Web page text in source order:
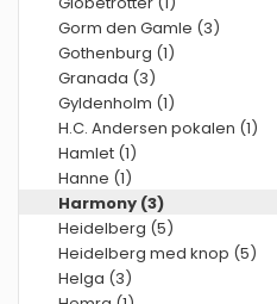
Gorm den Gamle (3)
Gothenburg (1)
Granada (3)
Gyldenholm (1)
H.C. Andersen pokalen (1)
Hamlet (1)
Hanne (1)
Harmony (3)
Heidelberg (5)
Heidelberg med knop (5)
Helga (3)